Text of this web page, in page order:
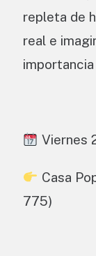
repleta de
real e
Viernes
Casa
775)